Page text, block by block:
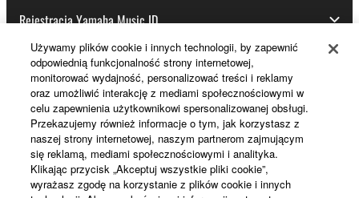
Rejestracja Yamaha Music ID
Informacje o Yamaha
Polska - Polish
Biznes
Używamy plików cookie i innych technologii, by zapewnić
odpowiednią funkcjonalność strony internetowej,
monitorować wydajność, personalizować treści i reklamy
oraz umożliwić interakcję z mediami społecznościowymi w
celu zapewnienia użytkownikowi spersonalizowanej obsługi.
Przekazujemy również informacje o tym, jak korzystasz z
naszej strony internetowej, naszym partnerom zajmującym
się reklamą, mediami społecznościowymi i analityka.
Klikając przycisk „Akceptuj wszystkie pliki cookie”,
wyrażasz zgodę na korzystanie z plików cookie i innych